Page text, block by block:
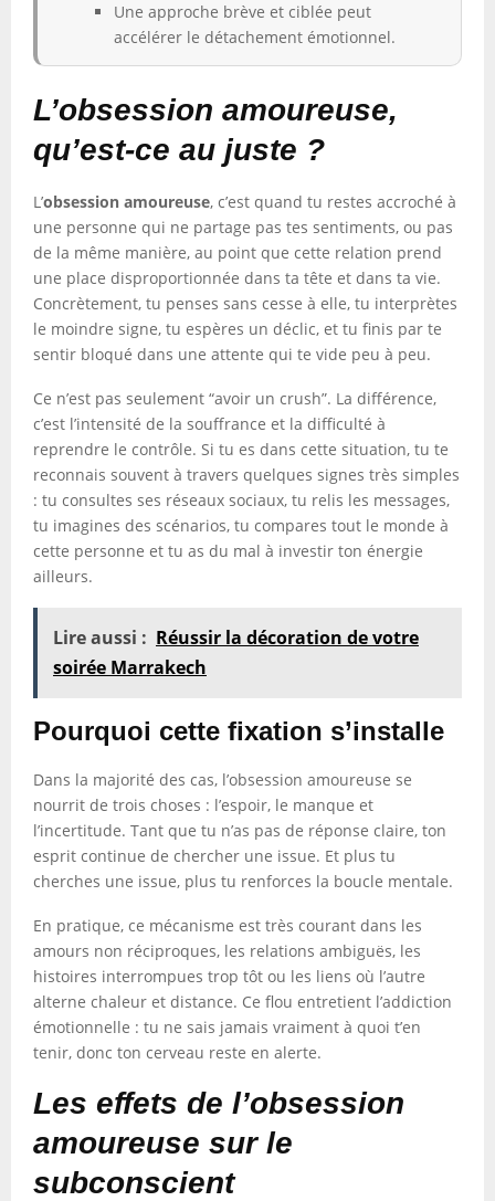
Une approche brève et ciblée peut
accélérer le détachement émotionnel.
L’obsession amoureuse,
qu’est-ce au juste ?
L’obsession amoureuse, c’est quand tu restes accroché à
une personne qui ne partage pas tes sentiments, ou pas
de la même manière, au point que cette relation prend
une place disproportionnée dans ta tête et dans ta vie.
Concrètement, tu penses sans cesse à elle, tu interprètes
le moindre signe, tu espères un déclic, et tu finis par te
sentir bloqué dans une attente qui te vide peu à peu.
Ce n’est pas seulement “avoir un crush”. La différence,
c’est l’intensité de la souffrance et la difficulté à
reprendre le contrôle. Si tu es dans cette situation, tu te
reconnais souvent à travers quelques signes très simples
: tu consultes ses réseaux sociaux, tu relis les messages,
tu imagines des scénarios, tu compares tout le monde à
cette personne et tu as du mal à investir ton énergie
ailleurs.
Lire aussi : Réussir la décoration de votre
soirée Marrakech
Pourquoi cette fixation s’installe
Dans la majorité des cas, l’obsession amoureuse se
nourrit de trois choses : l’espoir, le manque et
l’incertitude. Tant que tu n’as pas de réponse claire, ton
esprit continue de chercher une issue. Et plus tu
cherches une issue, plus tu renforces la boucle mentale.
En pratique, ce mécanisme est très courant dans les
amours non réciproques, les relations ambiguës, les
histoires interrompues trop tôt ou les liens où l’autre
alterne chaleur et distance. Ce flou entretient l’addiction
émotionnelle : tu ne sais jamais vraiment à quoi t’en
tenir, donc ton cerveau reste en alerte.
Les effets de l’obsession
amoureuse sur le
subconscient